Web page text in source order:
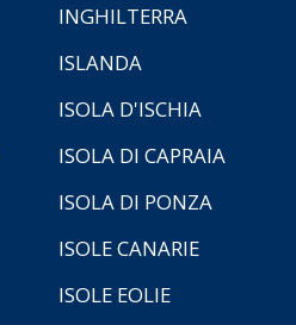
INGHILTERRA
ISLANDA
ISOLA D'ISCHIA
ISOLA DI CAPRAIA
ISOLA DI PONZA
ISOLE CANARIE
ISOLE EOLIE